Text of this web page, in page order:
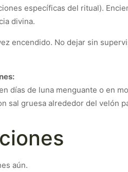
específicas del ritual).
divina.
encendido. No dejar sin
días de luna menguante o en
sal gruesa alrededor del velón
aún.